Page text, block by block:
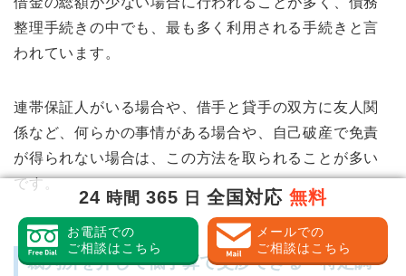
整理手続きの中でも、最も多く利用される手続きと言
われています。
連帯保証人がいる場合や、借手と貸手の双方に友人関
係など、何らかの事情がある場合や、自己破産で免責
が得られない場合は、この方法を取られることが多い
です。
裁判所を介して低予算で交渉できる「特定調
24 時間 365 日 全国対応 無料
お電話での
ご相談はこちら
メールでの
ご相談はこちら